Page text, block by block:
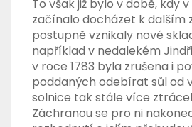
To však již bylo v době, kdy
začínalo docházet k dalším
postupně vznikaly nové
například v nedalekém
v roce 1783 byla zrušena i
poddaných odebírat sůl od
solnice tak stále více
Záchranou se pro ni